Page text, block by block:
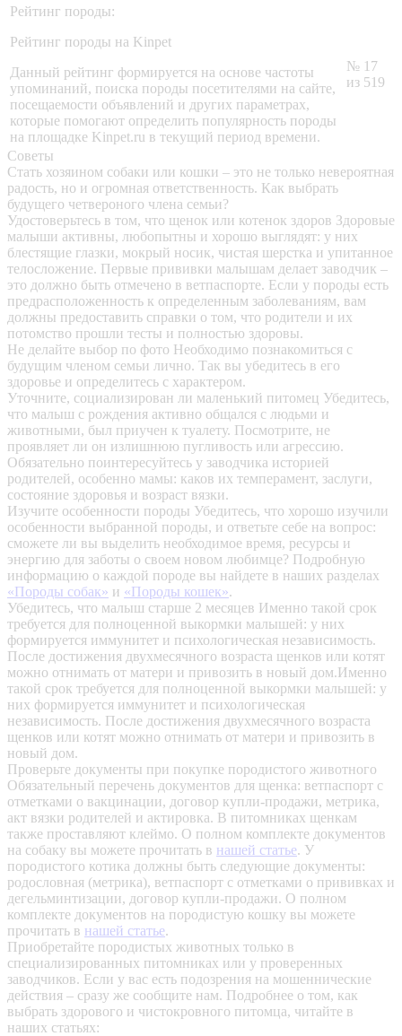
Рейтинг породы:
Рейтинг породы на Kinpet
Данный рейтинг формируется на основе частоты
упоминаний, поиска породы посетителями на сайте,
посещаемости объявлений и других параметрах,
которые помогают определить популярность породы
на площадке Kinpet.ru в текущий период времени.
№ 17
из 519
Советы
Стать хозяином собаки или кошки – это не только невероятная
радость, но и огромная ответственность. Как выбрать
будущего четвероного члена семьи?
Удостоверьтесь в том, что щенок или котенок здоров Здоровые
малыши активны, любопытны и хорошо выглядят: у них
блестящие глазки, мокрый носик, чистая шерстка и упитанное
телосложение. Первые прививки малышам делает заводчик –
это должно быть отмечено в ветпаспорте. Если у породы есть
предрасположенность к определенным заболеваниям, вам
должны предоставить справки о том, что родители и их
потомство прошли тесты и полностью здоровы.
Не делайте выбор по фото Необходимо познакомиться с
будущим членом семьи лично. Так вы убедитесь в его
здоровье и определитесь с характером.
Уточните, социализирован ли маленький питомец Убедитесь,
что малыш с рождения активно общался с людьми и
животными, был приучен к туалету. Посмотрите, не
проявляет ли он излишнюю пугливость или агрессию.
Обязательно поинтересуйтесь у заводчика историей
родителей, особенно мамы: каков их темперамент, заслуги,
состояние здоровья и возраст вязки.
Изучите особенности породы Убедитесь, что хорошо изучили
особенности выбранной породы, и ответьте себе на вопрос:
сможете ли вы выделить необходимое время, ресурсы и
энергию для заботы о своем новом любимце? Подробную
информацию о каждой породе вы найдете в наших разделах
«Породы собак» и «Породы кошек».
Убедитесь, что малыш старше 2 месяцев Именно такой срок
требуется для полноценной выкормки малышей: у них
формируется иммунитет и психологическая независимость.
После достижения двухмесячного возраста щенков или котят
можно отнимать от матери и привозить в новый дом.Именно
такой срок требуется для полноценной выкормки малышей: у
них формируется иммунитет и психологическая
независимость. После достижения двухмесячного возраста
щенков или котят можно отнимать от матери и привозить в
новый дом.
Проверьте документы при покупке породистого животного
Обязательный перечень документов для щенка: ветпаспорт с
отметками о вакцинации, договор купли-продажи, метрика,
акт вязки родителей и актировка. В питомниках щенкам
также проставляют клеймо. О полном комплекте документов
на собаку вы можете прочитать в нашей статье. У
породистого котика должны быть следующие документы:
родословная (метрика), ветпаспорт с отметками о прививках и
дегельминтизации, договор купли-продажи. О полном
комплекте документов на породистую кошку вы можете
прочитать в нашей статье.
Приобретайте породистых животных только в
специализированных питомниках или у проверенных
заводчиков. Если у вас есть подозрения на мошеннические
действия – сразу же сообщите нам. Подробнее о том, как
выбрать здорового и чистокровного питомца, читайте в
наших статьях: